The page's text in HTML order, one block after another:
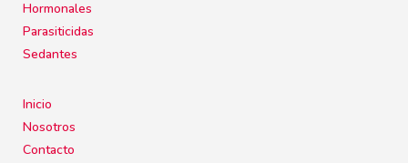
Hormonales
Parasiticidas
Sedantes
Inicio
Nosotros
Contacto